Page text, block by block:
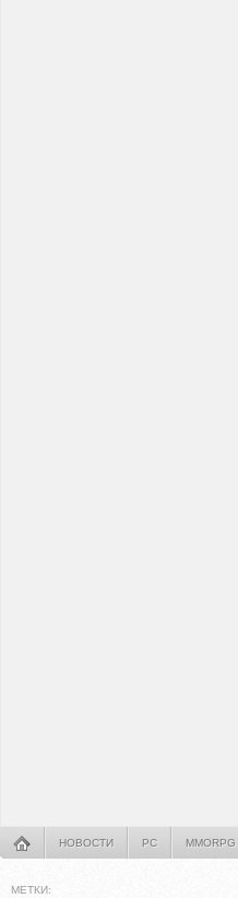
НОВОСТИ PC MMORPG
МЕТКИ: